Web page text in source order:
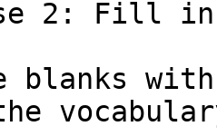
2: Fill in
with